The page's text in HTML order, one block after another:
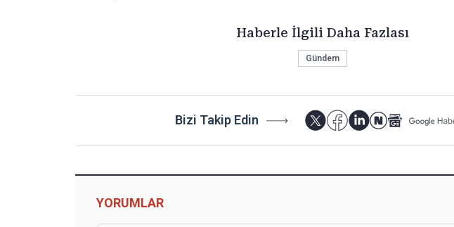
Haberle İlgili Daha Fazlası
Gündem
Bizi Takip Edin
YORUMLAR